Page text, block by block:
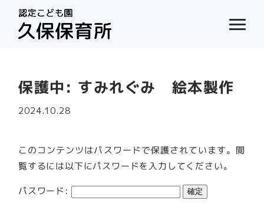
保護中: すみれぐみ 絵本製作
2024.10.28
このコンテンツはパスワードで保護されています。閲
覧するには以下にパスワードを入力してください。
パスワード: